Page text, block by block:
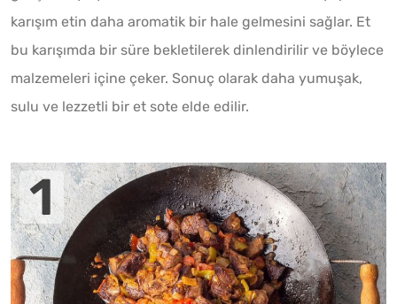
karışım etin daha aromatik bir hale gelmesini sağlar. Et
bu karışımda bir süre bekletilerek dinlendirilir ve böylece
malzemeleri içine çeker. Sonuç olarak daha yumuşak,
sulu ve lezzetli bir et sote elde edilir.